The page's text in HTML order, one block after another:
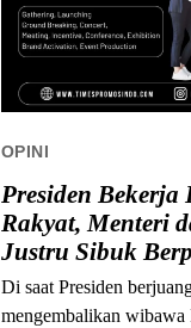
OPINI
Presiden Bekerja
Rakyat, Menteri
Justru Sibuk
Di saat Presiden
mengembalikan wibawa